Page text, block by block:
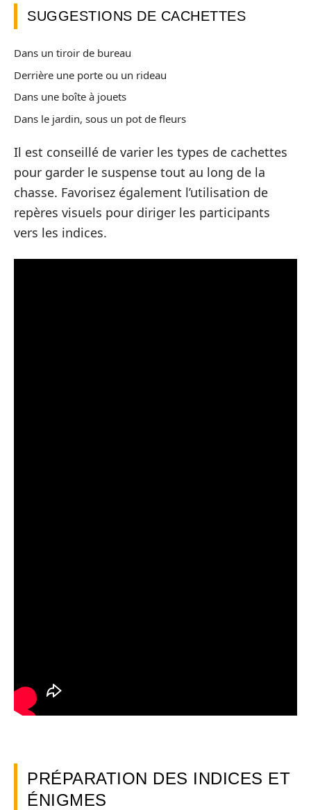
SUGGESTIONS DE CACHETTES
Dans un tiroir de bureau
Derrière une porte ou un rideau
Dans une boîte à jouets
Dans le jardin, sous un pot de fleurs
Il est conseillé de varier les types de cachettes
pour garder le suspense tout au long de la
chasse. Favorisez également l’utilisation de
repères visuels pour diriger les participants
vers les indices.
PRÉPARATION DES INDICES ET
ÉNIGMES